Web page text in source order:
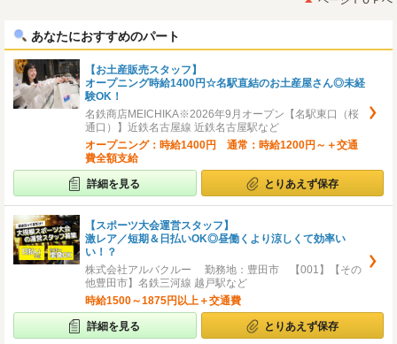
あなたにおすすめのパート
【お土産販売スタッフ】
オープニング時給1400円☆名駅直結のお土産屋さん◎未経
験OK！
名鉄商店MEICHIKA※2026年9月オープン【名駅東口（桜
通口）】近鉄名古屋線 近鉄名古屋駅など
オープニング：時給1400円 通常：時給1200円～＋交通
費全額支給
詳細を見る とりあえず保存
【スポーツ大会運営スタッフ】
激レア／短期＆日払いOK◎昼働くより涼しくて効率い
い！？
株式会社アルバクルー 勤務地：豊田市 【001】【その
他豊田市】名鉄三河線 越戸駅など
時給1500～1875円以上＋交通費
詳細を見る とりあえず保存